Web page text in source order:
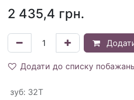
2 435,4 грн.
Додати до списку побажань
зуб: 32T